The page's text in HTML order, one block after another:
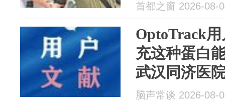
首都之窗 2026-08-
OptoTrack
充这种蛋白
武汉同济医
光眼失明的
脑声常谈 2026-08-